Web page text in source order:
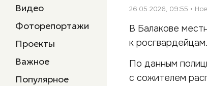
Видео
Фоторепортажи
Проекты
Важное
Популярное
26.05.2026, 09:55
В Балакове
к
По данным
с сожителем